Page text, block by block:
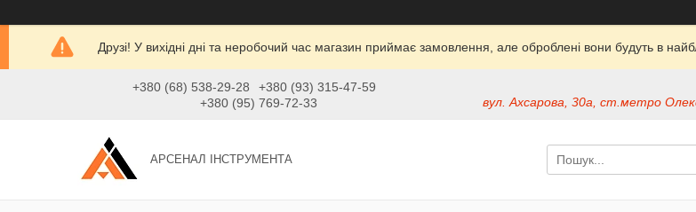
Друзі! У вихідні дні та неробочий час магазин приймає замовлення, але оброблені вони будуть в
+380 (68) 538-29-28
+380 (93) 315-47-59
+380 (95) 769-72-33
вул. Ахсарова, 30а, ст.метро
АРСЕНАЛ ІНСТРУМЕНТА